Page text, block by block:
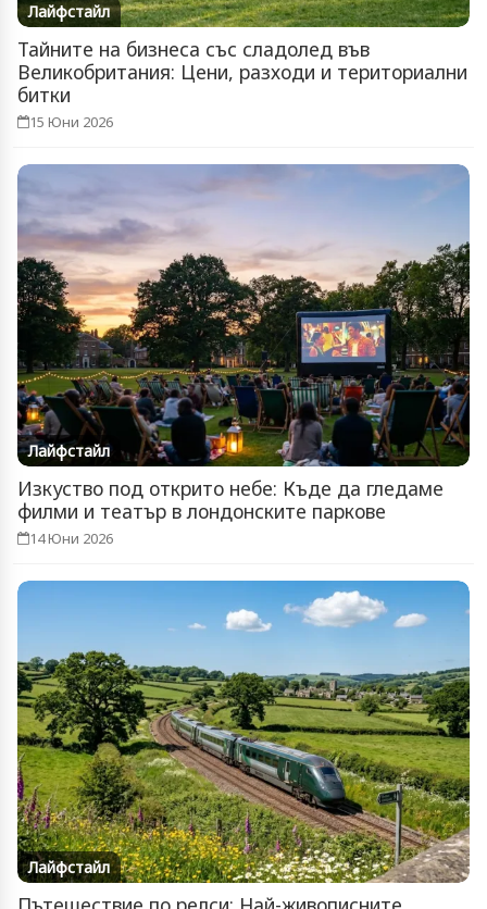
Лайфстайл
Тайните на бизнеса със сладолед във
Великобритания: Цени, разходи и териториални
битки
15 Юни 2026
Лайфстайл
Изкуство под открито небе: Къде да гледаме
филми и театър в лондонските паркове
14 Юни 2026
Лайфстайл